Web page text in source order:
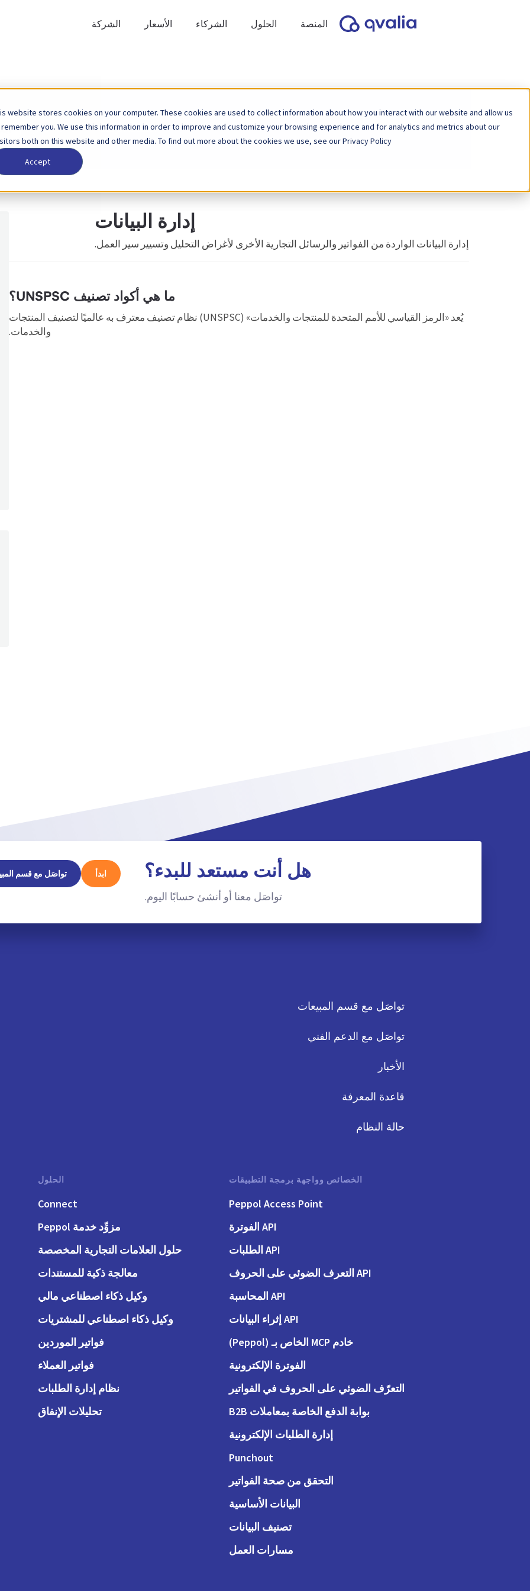
website stores cookies on your computer. These cookies are used to collect information about how you interact with our website and allow us
you. We use this information in order to improve and customize your browsing experience and for analytics and metrics about our
both on this website and other media. To find out more about the cookies we use, see our Privacy Policy.
Accept
المنصة الحلول الشركاء الأسعار الشركة
عن
الصفحة الرئيسية قاعدة المعرفة
إدارة البيانات
إدارة البيانات الواردة من الفواتير والرسائل التجارية الأخرى لأغراض التحليل وتسيير سير العمل.
ما هي أكواد تصنيف UNSPSC؟
يُعد «الرمز القياسي للأمم المتحدة للمنتجات والخدمات» (UNSPSC) نظام تصنيف معترف به عالميًا لتصنيف المنتجات
والخدمات.
هل أنت مستعد للبدء؟
تواصَل معنا أو أنشئ حسابًا اليوم.
ابدأ تواصَل مع قسم
تواصَل مع قسم المبيعات
تواصَل مع الدعم الفني
الأخبار
قاعدة المعرفة
حالة النظام
الخصائص وواجهة برمجة التطبيقات
Peppol Access Point
API الفوترة
API الطلبات
API التعرف الضوئي على الحروف
API المحاسبة
API إثراء البيانات
خادم MCP الخاص بـ (Peppol)
الفوترة الإلكترونية
التعرّف الضوئي على الحروف في الفواتير
بوابة الدفع الخاصة بمعاملات B2B
إدارة الطلبات الإلكترونية
Punchout
التحقق من صحة الفواتير
البيانات الأساسية
تصنيف البيانات
مسارات العمل
الحلول
Connect
مزوِّد خدمة Peppol
حلول العلامات التجارية المخصصة
معالجة ذكية للمستندات
وكيل ذكاء اصطناعي مالي
وكيل ذكاء اصطناعي للمشتريات
فواتير الموردين
فواتير العملاء
نظام إدارة الطلبات
تحليلات الإنفاق